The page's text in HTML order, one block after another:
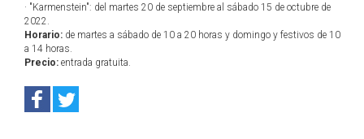
· "Karmenstein": del martes 20 de septiembre al sábado 15 de octubre de
2022.
Horario: de martes a sábado de 10 a 20 horas y domingo y festivos de 10
a 14 horas.
Precio: entrada gratuita.